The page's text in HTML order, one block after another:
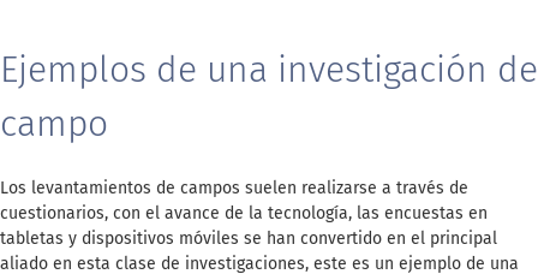
Ejemplos de una investigación de
campo
Los levantamientos de campos suelen realizarse a través de
cuestionarios, con el avance de la tecnología, las encuestas en
tabletas y dispositivos móviles se han convertido en el principal
aliado en esta clase de investigaciones, este es un ejemplo de una